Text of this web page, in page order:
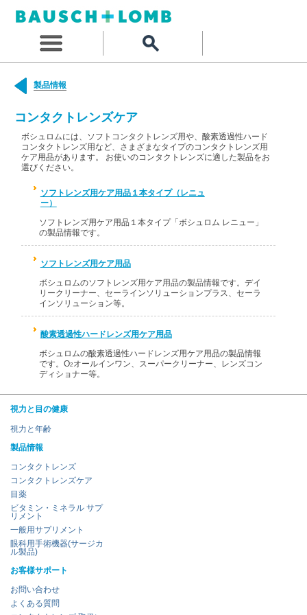
製品情報
コンタクトレンズケア
ボシュロムには、ソフトコンタクトレンズ用や、酸素透過性ハード
コンタクトレンズ用など、さまざまなタイプのコンタクトレンズ用
ケア用品があります。 お使いのコンタクトレンズに適した製品をお
選びください。
ソフトレンズ用ケア用品１本タイプ（レニュ
ー）
ソフトレンズ用ケア用品１本タイプ「ボシュロム レニュー」
の製品情報です。
ソフトレンズ用ケア用品
ボシュロムのソフトレンズ用ケア用品の製品情報です。デイ
リークリーナー、セーラインソリューションプラス、セーラ
インソリューション等。
酸素透過性ハードレンズ用ケア用品
ボシュロムの酸素透過性ハードレンズ用ケア用品の製品情報
です。O2 オールインワン、スーパークリーナー、レンズコン
ディショナー等。
視力と目の健康
視力と年齢
製品情報
コンタクトレンズ
コンタクトレンズケア
目薬
ビタミン・ミネラル サプ
リメント
一般用サプリメント
眼科用手術機器(サージカ
ル製品)
お客様サポート
お問い合わせ
よくある質問